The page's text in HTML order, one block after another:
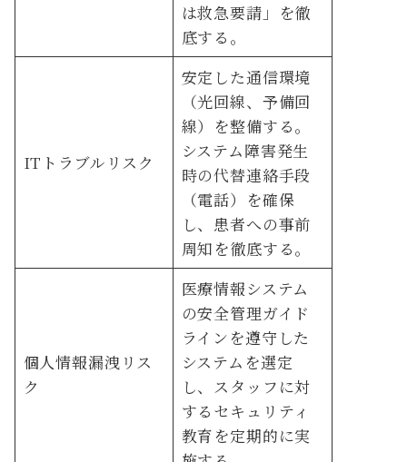
は救急要請」を徹
底する。
ITトラブルリスク
安定した通信環境
（光回線、予備回
線）を整備する。
システム障害発生
時の代替連絡手段
（電話）を確保
し、患者への事前
周知を徹底する。
個人情報漏洩リス
ク
医療情報システム
の安全管理ガイド
ラインを遵守した
システムを選定
し、スタッフに対
するセキュリティ
教育を定期的に実